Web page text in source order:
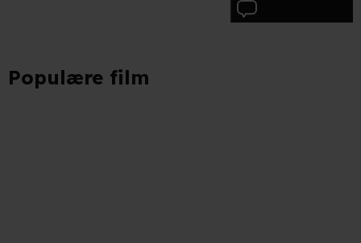
Populære film